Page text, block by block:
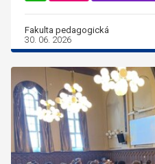
Fakulta pedagogická
30. 06. 2026